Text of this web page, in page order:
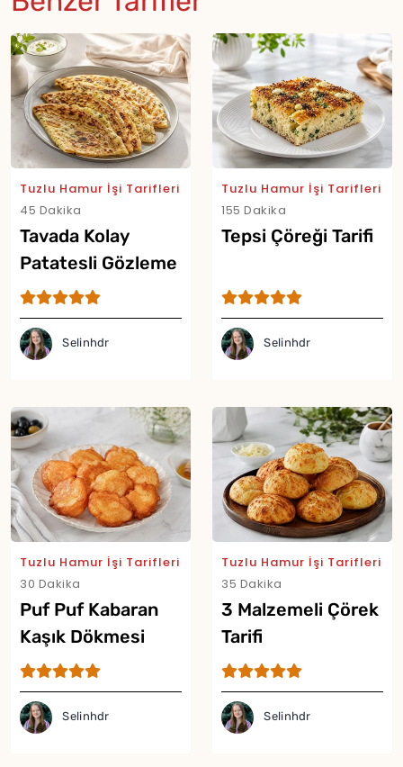
Tuzlu Hamur İşi Tarifleri
45 Dakika
Tavada Kolay
Patatesli Gözleme
Tarifi
Selinhdr
Tuzlu Hamur İşi Tarifleri
155 Dakika
Tepsi Çöreği Tarifi
Selinhdr
Tuzlu Hamur İşi Tarifleri
30 Dakika
Puf Puf Kabaran
Kaşık Dökmesi
Tarifi
Selinhdr
Tuzlu Hamur İşi Tarifleri
35 Dakika
3 Malzemeli Çörek
Tarifi
Selinhdr